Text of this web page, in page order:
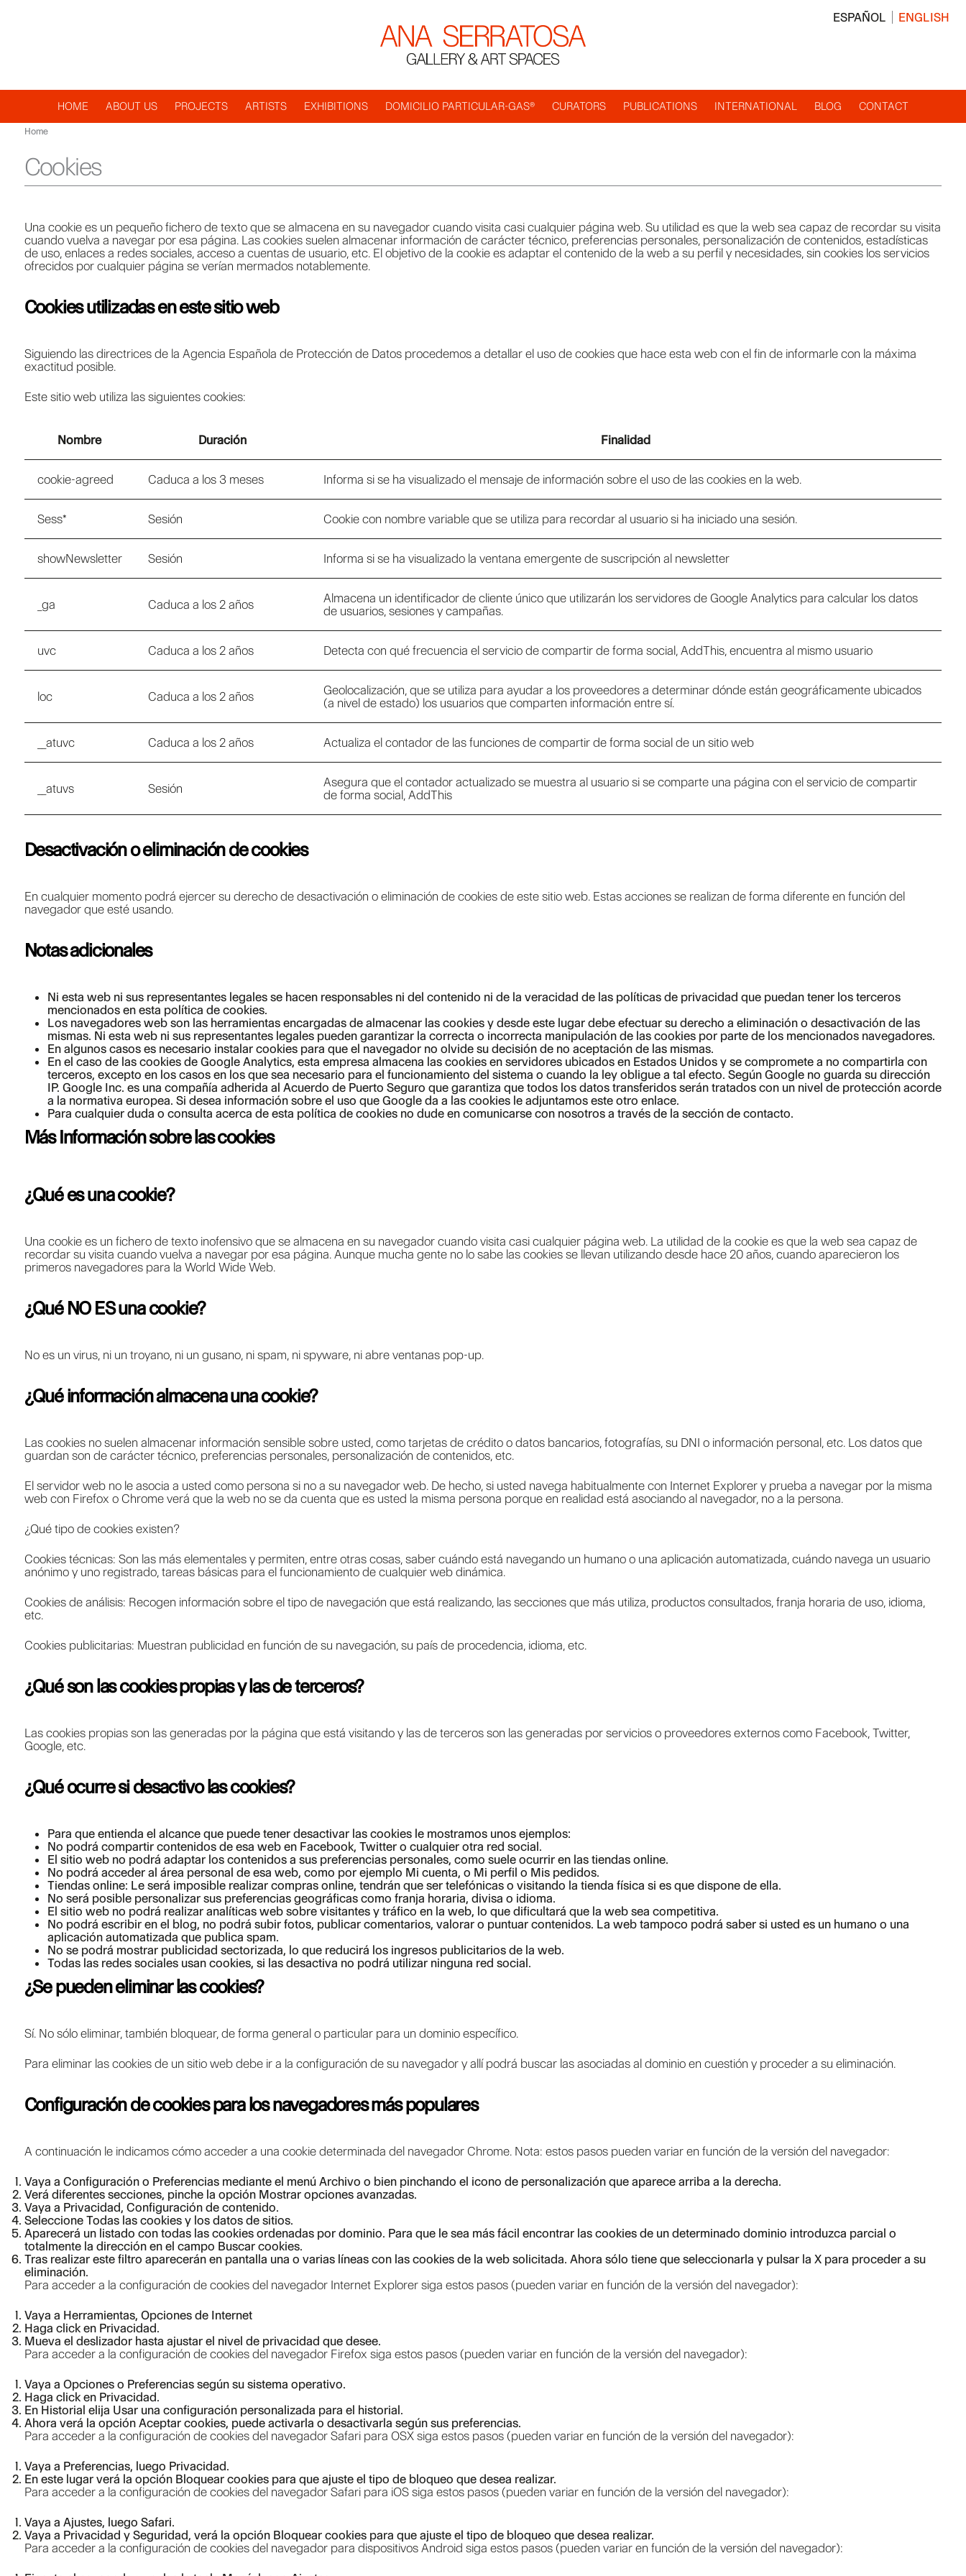
ESPAÑOL ENGLISH
Navegación
principal
HOME ABOUT US PROJECTS ARTISTS EXHIBITIONS DOMICILIO PARTICULAR-GAS® CURATORS PUBLICATIONS INTERNATIONAL BLOG CONTACT
Home
Cookies
Una cookie es un pequeño fichero de texto que se almacena en su navegador cuando visita casi cualquier página web. Su utilidad es que la web sea capaz de recordar su visita
cuando vuelva a navegar por esa página. Las cookies suelen almacenar información de carácter técnico, preferencias personales, personalización de contenidos, estadísticas
de uso, enlaces a redes sociales, acceso a cuentas de usuario, etc. El objetivo de la cookie es adaptar el contenido de la web a su perfil y necesidades, sin cookies los servicios
ofrecidos por cualquier página se verían mermados notablemente.
Cookies utilizadas en este sitio web
Siguiendo las directrices de la Agencia Española de Protección de Datos procedemos a detallar el uso de cookies que hace esta web con el fin de informarle con la máxima
exactitud posible.
Este sitio web utiliza las siguientes cookies:
Nombre Duración Finalidad
cookie-agreed Caduca a los 3 meses Informa si se ha visualizado el mensaje de información sobre el uso de las cookies en la web.
Sess* Sesión Cookie con nombre variable que se utiliza para recordar al usuario si ha iniciado una sesión.
showNewsletter Sesión Informa si se ha visualizado la ventana emergente de suscripción al newsletter
_ga Caduca a los 2 años
Almacena un identificador de cliente único que utilizarán los servidores de Google Analytics para calcular los datos
de usuarios, sesiones y campañas.
uvc Caduca a los 2 años Detecta con qué frecuencia el servicio de compartir de forma social, AddThis, encuentra al mismo usuario
loc Caduca a los 2 años
Geolocalización, que se utiliza para ayudar a los proveedores a determinar dónde están geográficamente ubicados
(a nivel de estado) los usuarios que comparten información entre sí.
__atuvc Caduca a los 2 años Actualiza el contador de las funciones de compartir de forma social de un sitio web
__atuvs Sesión
Asegura que el contador actualizado se muestra al usuario si se comparte una página con el servicio de compartir
de forma social, AddThis
Desactivación o eliminación de cookies
En cualquier momento podrá ejercer su derecho de desactivación o eliminación de cookies de este sitio web. Estas acciones se realizan de forma diferente en función del
navegador que esté usando.
Notas adicionales
Ni esta web ni sus representantes legales se hacen responsables ni del contenido ni de la veracidad de las políticas de privacidad que puedan tener los terceros
mencionados en esta política de cookies.
Los navegadores web son las herramientas encargadas de almacenar las cookies y desde este lugar debe efectuar su derecho a eliminación o desactivación de las
mismas. Ni esta web ni sus representantes legales pueden garantizar la correcta o incorrecta manipulación de las cookies por parte de los mencionados navegadores.
En algunos casos es necesario instalar cookies para que el navegador no olvide su decisión de no aceptación de las mismas.
En el caso de las cookies de Google Analytics, esta empresa almacena las cookies en servidores ubicados en Estados Unidos y se compromete a no compartirla con
terceros, excepto en los casos en los que sea necesario para el funcionamiento del sistema o cuando la ley obligue a tal efecto. Según Google no guarda su dirección
IP. Google Inc. es una compañía adherida al Acuerdo de Puerto Seguro que garantiza que todos los datos transferidos serán tratados con un nivel de protección acorde
a la normativa europea. Si desea información sobre el uso que Google da a las cookies le adjuntamos este otro enlace.
Para cualquier duda o consulta acerca de esta política de cookies no dude en comunicarse con nosotros a través de la sección de contacto.
Más Información sobre las cookies
¿Qué es una cookie?
Una cookie es un fichero de texto inofensivo que se almacena en su navegador cuando visita casi cualquier página web. La utilidad de la cookie es que la web sea capaz de
recordar su visita cuando vuelva a navegar por esa página. Aunque mucha gente no lo sabe las cookies se llevan utilizando desde hace 20 años, cuando aparecieron los
primeros navegadores para la World Wide Web.
¿Qué NO ES una cookie?
No es un virus, ni un troyano, ni un gusano, ni spam, ni spyware, ni abre ventanas pop-up.
¿Qué información almacena una cookie?
Las cookies no suelen almacenar información sensible sobre usted, como tarjetas de crédito o datos bancarios, fotografías, su DNI o información personal, etc. Los datos que
guardan son de carácter técnico, preferencias personales, personalización de contenidos, etc.
El servidor web no le asocia a usted como persona si no a su navegador web. De hecho, si usted navega habitualmente con Internet Explorer y prueba a navegar por la misma
web con Firefox o Chrome verá que la web no se da cuenta que es usted la misma persona porque en realidad está asociando al navegador, no a la persona.
¿Qué tipo de cookies existen?
Cookies técnicas: Son las más elementales y permiten, entre otras cosas, saber cuándo está navegando un humano o una aplicación automatizada, cuándo navega un usuario
anónimo y uno registrado, tareas básicas para el funcionamiento de cualquier web dinámica.
Cookies de análisis: Recogen información sobre el tipo de navegación que está realizando, las secciones que más utiliza, productos consultados, franja horaria de uso, idioma,
etc.
Cookies publicitarias: Muestran publicidad en función de su navegación, su país de procedencia, idioma, etc.
¿Qué son las cookies propias y las de terceros?
Las cookies propias son las generadas por la página que está visitando y las de terceros son las generadas por servicios o proveedores externos como Facebook, Twitter,
Google, etc.
¿Qué ocurre si desactivo las cookies?
Para que entienda el alcance que puede tener desactivar las cookies le mostramos unos ejemplos:
No podrá compartir contenidos de esa web en Facebook, Twitter o cualquier otra red social.
El sitio web no podrá adaptar los contenidos a sus preferencias personales, como suele ocurrir en las tiendas online.
No podrá acceder al área personal de esa web, como por ejemplo Mi cuenta, o Mi perfil o Mis pedidos.
Tiendas online: Le será imposible realizar compras online, tendrán que ser telefónicas o visitando la tienda física si es que dispone de ella.
No será posible personalizar sus preferencias geográficas como franja horaria, divisa o idioma.
El sitio web no podrá realizar analíticas web sobre visitantes y tráfico en la web, lo que dificultará que la web sea competitiva.
No podrá escribir en el blog, no podrá subir fotos, publicar comentarios, valorar o puntuar contenidos. La web tampoco podrá saber si usted es un humano o una
aplicación automatizada que publica spam.
No se podrá mostrar publicidad sectorizada, lo que reducirá los ingresos publicitarios de la web.
Todas las redes sociales usan cookies, si las desactiva no podrá utilizar ninguna red social.
¿Se pueden eliminar las cookies?
Sí. No sólo eliminar, también bloquear, de forma general o particular para un dominio específico.
Para eliminar las cookies de un sitio web debe ir a la configuración de su navegador y allí podrá buscar las asociadas al dominio en cuestión y proceder a su eliminación.
Configuración de cookies para los navegadores más populares
A continuación le indicamos cómo acceder a una cookie determinada del navegador Chrome. Nota: estos pasos pueden variar en función de la versión del navegador:
Vaya a Configuración o Preferencias mediante el menú Archivo o bien pinchando el icono de personalización que aparece arriba a la derecha.
Verá diferentes secciones, pinche la opción Mostrar opciones avanzadas.
Vaya a Privacidad, Configuración de contenido.
Seleccione Todas las cookies y los datos de sitios.
Aparecerá un listado con todas las cookies ordenadas por dominio. Para que le sea más fácil encontrar las cookies de un determinado dominio introduzca parcial o
totalmente la dirección en el campo Buscar cookies.
Tras realizar este filtro aparecerán en pantalla una o varias líneas con las cookies de la web solicitada. Ahora sólo tiene que seleccionarla y pulsar la X para proceder a su
eliminación.
Para acceder a la configuración de cookies del navegador Internet Explorer siga estos pasos (pueden variar en función de la versión del navegador):
Vaya a Herramientas, Opciones de Internet
Haga click en Privacidad.
Mueva el deslizador hasta ajustar el nivel de privacidad que desee.
Para acceder a la configuración de cookies del navegador Firefox siga estos pasos (pueden variar en función de la versión del navegador):
Vaya a Opciones o Preferencias según su sistema operativo.
Haga click en Privacidad.
En Historial elija Usar una configuración personalizada para el historial.
Ahora verá la opción Aceptar cookies, puede activarla o desactivarla según sus preferencias.
Para acceder a la configuración de cookies del navegador Safari para OSX siga estos pasos (pueden variar en función de la versión del navegador):
Vaya a Preferencias, luego Privacidad.
En este lugar verá la opción Bloquear cookies para que ajuste el tipo de bloqueo que desea realizar.
Para acceder a la configuración de cookies del navegador Safari para iOS siga estos pasos (pueden variar en función de la versión del navegador):
Vaya a Ajustes, luego Safari.
Vaya a Privacidad y Seguridad, verá la opción Bloquear cookies para que ajuste el tipo de bloqueo que desea realizar.
Para acceder a la configuración de cookies del navegador para dispositivos Android siga estos pasos (pueden variar en función de la versión del navegador):